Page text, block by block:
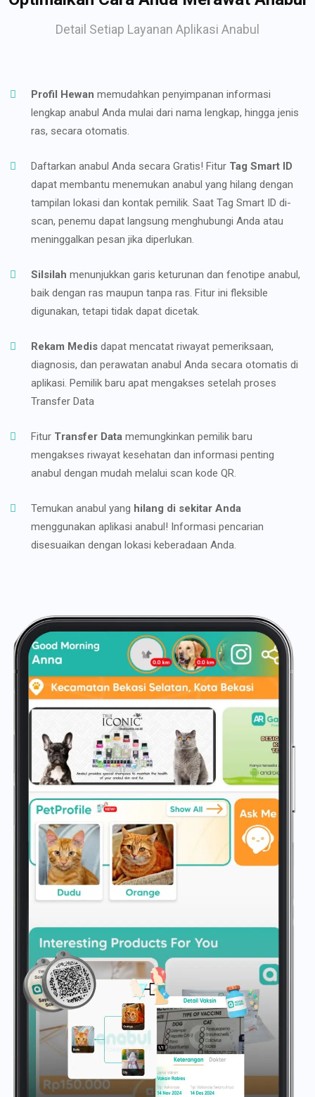
Detail Setiap Layanan Aplikasi Anabul
Profil Hewan memudahkan penyimpanan informasi
lengkap anabul Anda mulai dari nama lengkap, hingga jenis
ras, secara otomatis.
Daftarkan anabul Anda secara Gratis! Fitur Tag Smart ID
dapat membantu menemukan anabul yang hilang dengan
tampilan lokasi dan kontak pemilik. Saat Tag Smart ID di-
scan, penemu dapat langsung menghubungi Anda atau
meninggalkan pesan jika diperlukan.
Silsilah menunjukkan garis keturunan dan fenotipe anabul,
baik dengan ras maupun tanpa ras. Fitur ini fleksible
digunakan, tetapi tidak dapat dicetak.
Rekam Medis dapat mencatat riwayat pemeriksaan,
diagnosis, dan perawatan anabul Anda secara otomatis di
aplikasi. Pemilik baru apat mengakses setelah proses
Transfer Data
Fitur Transfer Data memungkinkan pemilik baru
mengakses riwayat kesehatan dan informasi penting
anabul dengan mudah melalui scan kode QR.
Temukan anabul yang hilang di sekitar Anda
menggunakan aplikasi anabul! Informasi pencarian
disesuaikan dengan lokasi keberadaan Anda.